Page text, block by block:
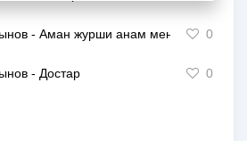
- Аман журши анам менин 0
- Достар 0